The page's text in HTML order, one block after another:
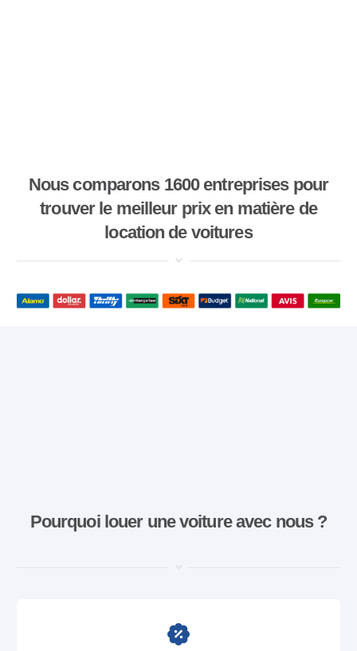
Nous comparons 1600 entreprises pour
trouver le meilleur prix en matière de
location de voitures
Pourquoi louer une voiture avec nous ?